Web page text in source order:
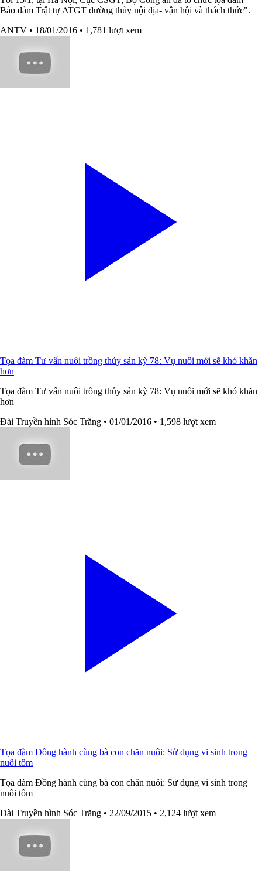
Bảo đảm Trật tự ATGT đường thủy nội địa- vận hội và thách thức".
ANTV • 18/01/2016 • 1,781 lượt xem
Tọa đàm Tư vấn nuôi trồng thủy sản kỳ 78: Vụ nuôi mới sẽ khó khăn
hơn
Tọa đàm Tư vấn nuôi trồng thủy sản kỳ 78: Vụ nuôi mới sẽ khó khăn
hơn
Đài Truyền hình Sóc Trăng • 01/01/2016 • 1,598 lượt xem
Tọa đàm Đồng hành cùng bà con chăn nuôi: Sử dụng vi sinh trong
nuôi tôm
Tọa đàm Đồng hành cùng bà con chăn nuôi: Sử dụng vi sinh trong
nuôi tôm
Đài Truyền hình Sóc Trăng • 22/09/2015 • 2,124 lượt xem